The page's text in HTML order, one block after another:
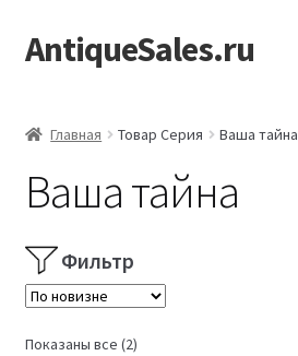
Перейти
к
Перейти
к
AntiqueSales.ru
Главная Товар Серия Ваша тайна
Ваша тайна
Фильтр
Показаны все (2)Сортировка: